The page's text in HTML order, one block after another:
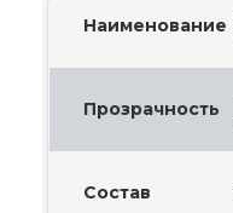
Наименование
Прозрачность
Состав